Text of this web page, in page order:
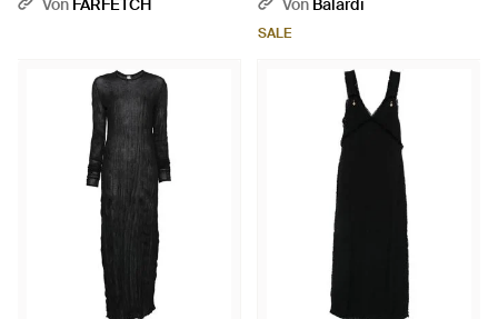
Von FARFETCH
Von Balardi
SALE